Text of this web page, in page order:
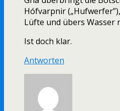
Hófvarpnir
Lüfte und übers Wasser
Ist doch klar.
Antworten